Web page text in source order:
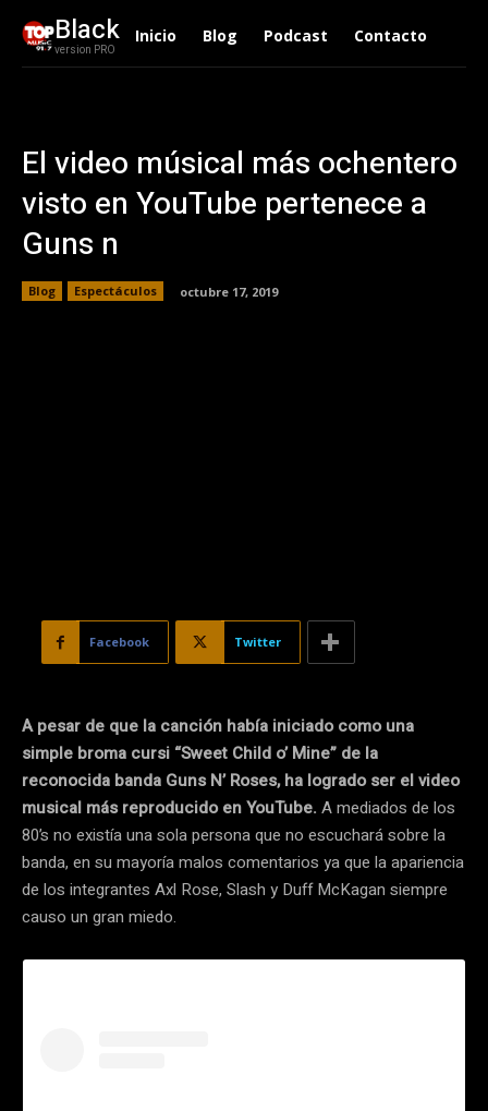
Black
version PRO
Inicio Blog Podcast Contacto
El video músical más ochentero
visto en YouTube pertenece a
Guns n
Blog Espectáculos octubre 17, 2019
Facebook Twitter
A pesar de que la canción había iniciado como una
simple broma cursi “Sweet Child o’ Mine” de la
reconocida banda Guns N’ Roses, ha logrado ser el video
musical más reproducido en YouTube. A mediados de los
80’s no existía una sola persona que no escuchará sobre la
banda, en su mayoría malos comentarios ya que la apariencia
de los integrantes Axl Rose, Slash y Duff McKagan siempre
causo un gran miedo.